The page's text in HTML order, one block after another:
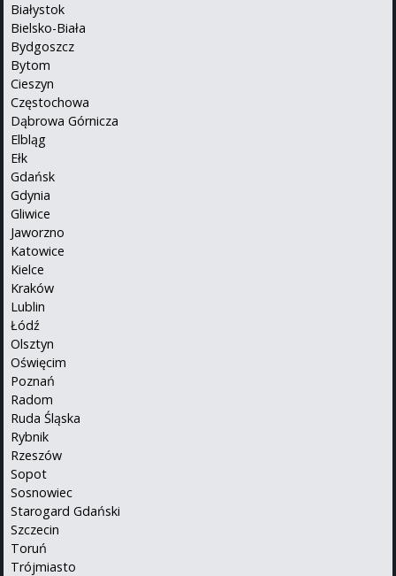
Białystok
Bielsko-Biała
Bydgoszcz
Bytom
Cieszyn
Częstochowa
Dąbrowa Górnicza
Elbląg
Ełk
Gdańsk
Gdynia
Gliwice
Jaworzno
Katowice
Kielce
Kraków
Lublin
Łódź
Olsztyn
Oświęcim
Poznań
Radom
Ruda Śląska
Rybnik
Rzeszów
Sopot
Sosnowiec
Starogard Gdański
Szczecin
Toruń
Trójmiasto